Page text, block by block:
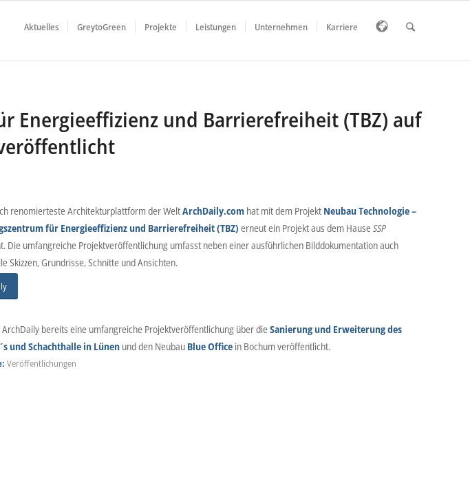
Aktuelles GreytoGreen Projekte Leistungen Unternehmen Karriere
Energieeffizienz und Barrierefreiheit (TBZ) auf
renomierteste Architekturplattform der WeltArchDaily.com hat mit dem Projekt Neubau Technologie –
für Energieeffizienz und Barrierefreiheit (TBZ) erneut ein Projekt aus dem HauseSSP
Die umfangreiche Projektveröffentlichung umfasst neben einer ausführlichen Bilddokumentation auch
Skizzen, Grundrisse, Schnitte und Ansichten.
bereits eine umfangreiche Projektveröffentlichung über dieSanierung und Erweiterung des
und Schachthalle in Lünen und den Neubau Blue Office in Bochum veröffentlicht.
Veröffentlichungen